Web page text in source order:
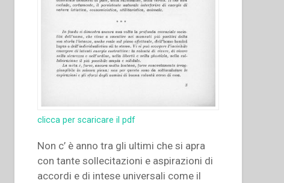
clicca per scaricare il pdf
Non c’ è anno tra gli ultimi che si apra
con tante sollecitazioni e aspirazioni di
accordi e di intese universali come il